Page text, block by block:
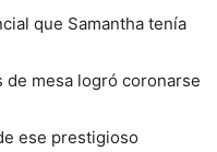
que Samantha tenía
de mesa logró coronarse
ese prestigioso